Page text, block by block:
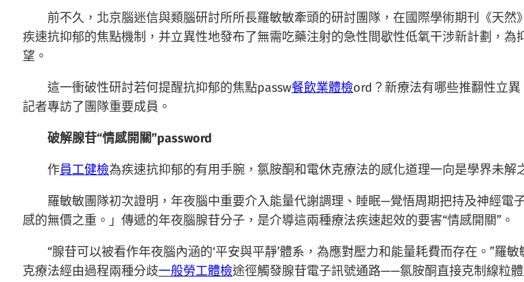
前不久，北京腦迷信與類腦研討所所長羅敏敏牽頭的研討團隊，在國際學術期刊《天
疾速抗抑郁的焦點機制，并立異性地發布了無需吃藥注射的急性間歇性低氧干涉新計劃，
望。
這一衝破性研討若何提醒抗抑郁的焦點passw餐飲業體檢ord？新療法有哪些推翻性立
記者專訪了團隊重要成員。
破解腺苷“情感開關”password
作員工健檢為疾速抗抑郁的有用手腕，氯胺酮和電休克療法的感化道理一向是學界未解
羅敏敏團隊初次證明，年夜腦中重要介入能量代謝調理、睡眠—覺悟周期把持及神經電
感的無價之重。」傳遞的年夜腦腺苷分子，是介導這兩種療法疾速起效的要害“情感開關”。
“腺苷可以被看作年夜腦內涵的‘平安與平靜’體系，為應對壓力和能量耗費而存在。”
克療法經由過程兩種分歧一般勞工體檢途徑觸發腺苷電子訊號通路——氯胺酮直接克制線粒